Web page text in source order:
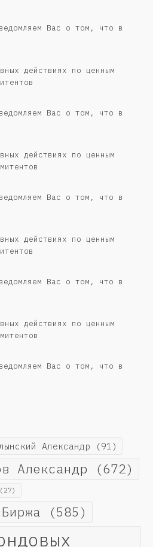
Вас о том, что в
действиях по ценным
Вас о том, что в
действиях по ценным
Вас о том, что в
действиях по ценным
Вас о том, что в
действиях по ценным
Вас о том, что в
Александр (91)
Александр (672)
(27)
(585)